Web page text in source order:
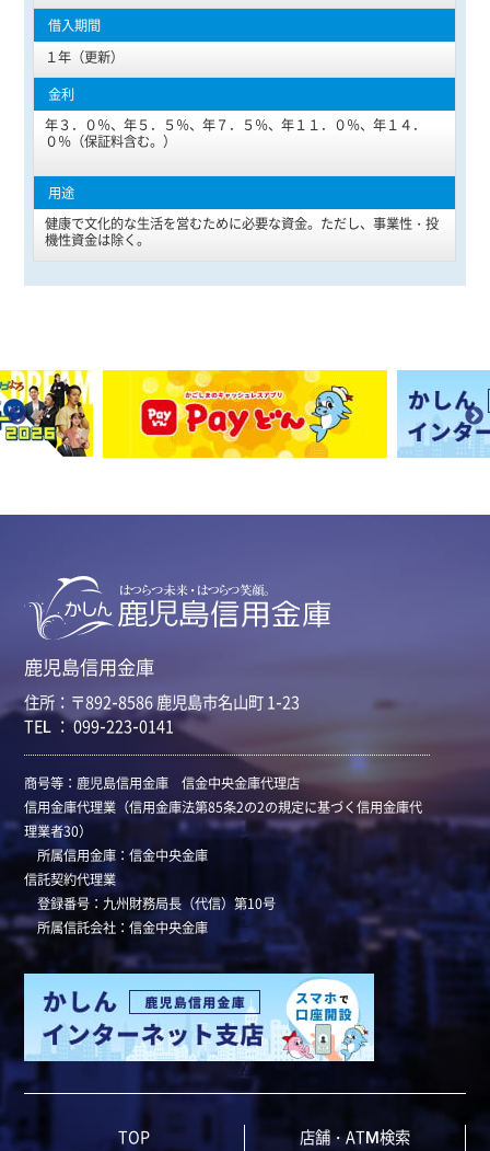
１年（更新）
年３．０％、年５．５％、年７．５％、年１１．０％、年１４．
０％（保証料含む。）
健康で文化的な生活を営むために必要な資金。ただし、事業性・投
機性資金は除く。
鹿児島信用金庫
住所：〒892-8586 鹿児島市名山町 1-23
TEL ： 099-223-0141
商号等：鹿児島信用金庫 信金中央金庫代理店
信用金庫代理業（信用金庫法第85条2の2の規定に基づく信用金庫代
理業者30）
所属信用金庫：信金中央金庫
信託契約代理業
登録番号：九州財務局長（代信）第10号
所属信託会社：信金中央金庫
TOP
店舗・ATM検索